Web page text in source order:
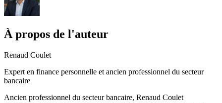
À propos de l'auteur
Renaud Coulet
Expert en finance personnelle et ancien professionnel du secteur
bancaire
Ancien professionnel du secteur bancaire, Renaud Coulet